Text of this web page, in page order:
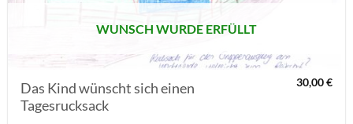
WUNSCH WURDE ERFÜLLT
Das Kind wünscht sich einen
Tagesrucksack
30,00€